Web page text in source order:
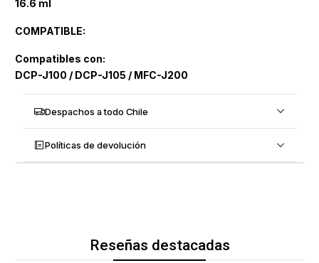
16.6 ml
COMPATIBLE:
Compatibles con:
DCP-J100 / DCP-J105 / MFC-J200
Despachos a todo Chile
Políticas de devolución
Reseñas destacadas